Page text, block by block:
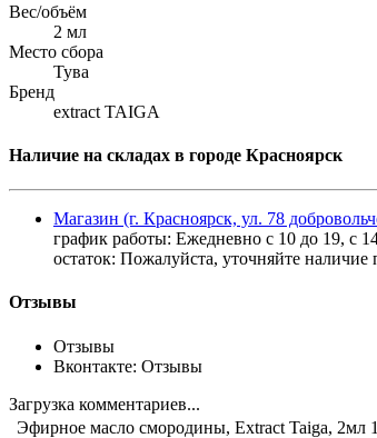
Вес/объём
2 мл
Место сбора
Тува
Бренд
extract TAIGA
Наличие на складах в городе Красноярск
Магазин (г. Красноярск, ул. 78
график работы: Ежедневно с 10 до 19, с
остаток: Пожалуйста, уточняйте наличие
Отзывы
Отзывы
Вконтакте: Отзывы
Загрузка комментариев...
Эфирное масло смородины, Extract Taiga, 2мл